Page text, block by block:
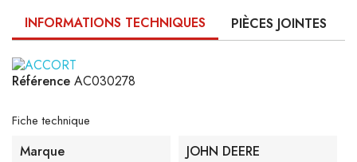
INFORMATIONS TECHNIQUES PIÈCES JOINTES
Référence AC030278
Fiche technique
Marque JOHN DEERE